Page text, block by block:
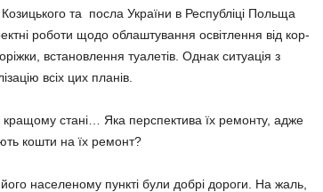
та посла України в Республіці Польща
роботи щодо облаштування освітлення від кор­
встановлення туале­тів. Однак ситуація з
всіх цих планів.
стані… Яка перспектива їх ремонту, адже
кошти на їх ремонт?
населеному пункті були добрі дороги. На жаль,